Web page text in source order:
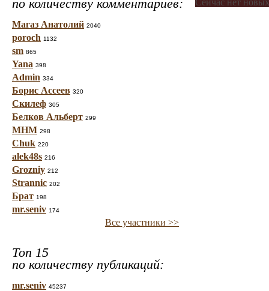
по количеству комментариев:
Магаз Анатолий 2040
poroch 1132
sm 865
Yana 398
Admin 334
Борис Ассеев 320
Скилеф 305
Белков Альберт 299
МНМ 298
Chuk 220
alek48s 216
Grozniy 212
Strannic 202
Брат 198
mr.seniv 174
Все участники >>
Топ 15
по количеству публикаций:
mr.seniv 45237
Сейчас нет